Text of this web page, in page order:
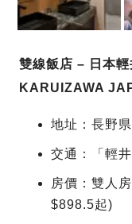
雙線飯店 – 日本
KARUIZAWA
地址：長野
交通：「輕
房價：雙人
$898.5起)